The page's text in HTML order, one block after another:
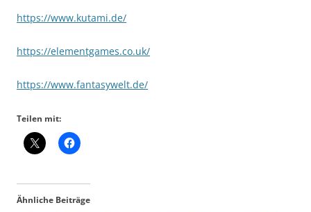
https://www.kutami.de/
https://elementgames.co.uk/
https://www.fantasywelt.de/
Teilen mit:
Ähnliche Beiträge